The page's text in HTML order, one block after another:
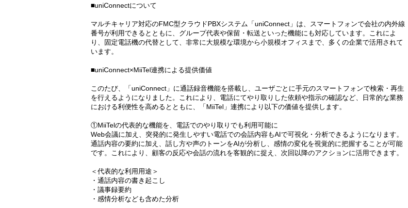
■uniConnectについて
マルチキャリア対応のFMC型クラウドPBXシステム「uniConnect」は、スマートフォンで会社の内外線
番号が利用できるとともに、グループ代表や保留・転送といった機能にも対応しています。これによ
り、固定電話機の代替として、非常に大規模な環境から小規模オフィスまで、多くの企業で活用されて
います。
■uniConnect×MiiTel連携による提供価値
このたび、「uniConnect」に通話録音機能を搭載し、ユーザごとに手元のスマートフォンで検索・再生
を行えるようになりました。これにより、電話にてやり取りした依頼や指示の確認など、日常的な業務
における利便性を高めるとともに、「MiiTel」連携により以下の価値を提供します。
①MiiTelの代表的な機能を、電話でのやり取りでも利用可能に
Web会議に加え、突発的に発生しやすい電話での会話内容もAIで可視化・分析できるようになります。
通話内容の要約に加え、話し方や声のトーンをAIが分析し、感情の変化を視覚的に把握することが可能
です。これにより、顧客の反応や会話の流れを客観的に捉え、次回以降のアクションに活用できます。
＜代表的な利用用途＞
・通話内容の書き起こし
・議事録要約
・感情分析なども含めた分析